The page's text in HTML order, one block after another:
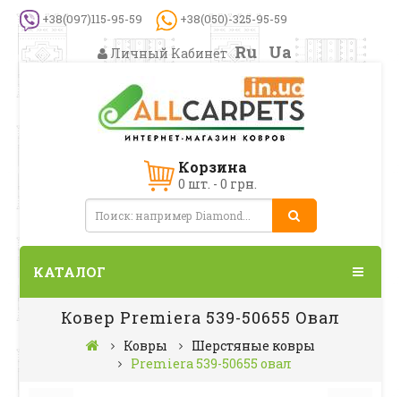
+38(097)115-95-59 +38(050)-325-95-59
Личный Кабинет Ru Ua
Корзина
0 шт. - 0 грн.
КАТАЛОГ
Ковер Premiera 539-50655 Овал
Ковры
Шерстяные ковры
Premiera 539-50655 овал